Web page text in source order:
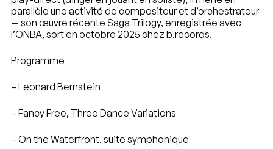
parallèle une activité de compositeur et d’orchestrateur
— son œuvre récente Saga Trilogy, enregistrée avec
l’ONBA, sort en octobre 2025 chez b.records.
Programme
– Leonard Bernstein
– Fancy Free, Three Dance Variations
– On the Waterfront, suite symphonique